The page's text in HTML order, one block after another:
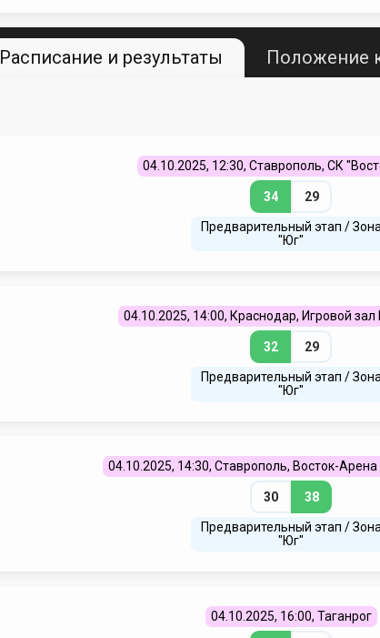
Расписание и результаты Положение
04.10.2025, 12:30, Ставрополь, СК
34 29
Предварительный этап / Зона
"Юг"
04.10.2025, 14:00, Краснодар, Игровой
32 29
Предварительный этап / Зона
"Юг"
04.10.2025, 14:30, Ставрополь, Восток-
30 38
Предварительный этап / Зона
"Юг"
04.10.2025, 16:00, Таганрог